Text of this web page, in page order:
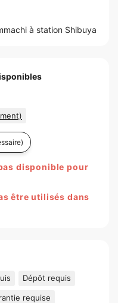
à station Shibuya
disponible pour
être utilisés dans
Dépôt requis
requise